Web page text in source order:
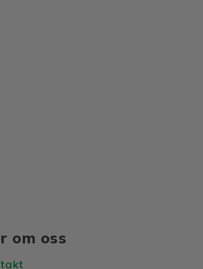
om oss